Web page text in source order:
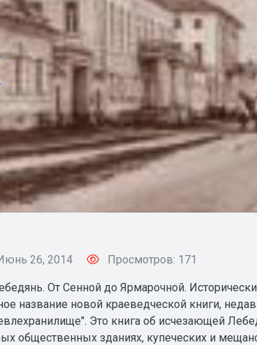
26, 2014 Просмотров: 171
От Сенной до Ярмарочной.
название новой краеведческой книги,
Это книга об исчезающей
общественных зданиях, купеческих и